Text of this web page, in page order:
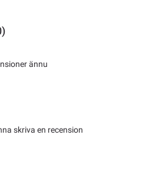
ännu
skriva en recension